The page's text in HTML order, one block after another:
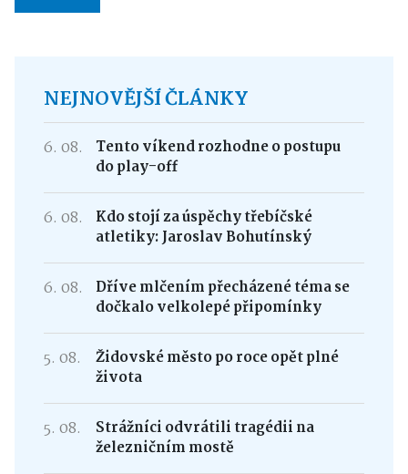
NEJNOVĚJŠÍ ČLÁNKY
6. 08.
Tento víkend rozhodne o postupu
do play-off
6. 08.
Kdo stojí za úspěchy třebíčské
atletiky: Jaroslav Bohutínský
6. 08.
Dříve mlčením přecházené téma se
dočkalo velkolepé připomínky
5. 08.
Židovské město po roce opět plné
života
5. 08.
Strážníci odvrátili tragédii na
železničním mostě